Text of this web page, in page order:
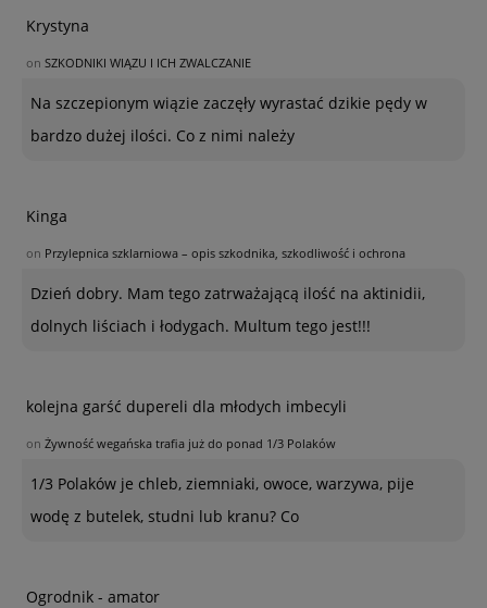
Krystyna
on SZKODNIKI WIĄZU I ICH ZWALCZANIE
Na szczepionym wiązie zaczęły wyrastać dzikie pędy w
bardzo dużej ilości. Co z nimi należy
Kinga
on Przylepnica szklarniowa – opis szkodnika, szkodliwość i ochrona
Dzień dobry. Mam tego zatrważającą ilość na aktinidii,
dolnych liściach i łodygach. Multum tego jest!!!
kolejna garść dupereli dla młodych imbecyli
on Żywność wegańska trafia już do ponad 1/3 Polaków
1/3 Polaków je chleb, ziemniaki, owoce, warzywa, pije
wodę z butelek, studni lub kranu? Co
Ogrodnik - amator